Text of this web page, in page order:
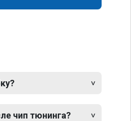
чип тюнинга?